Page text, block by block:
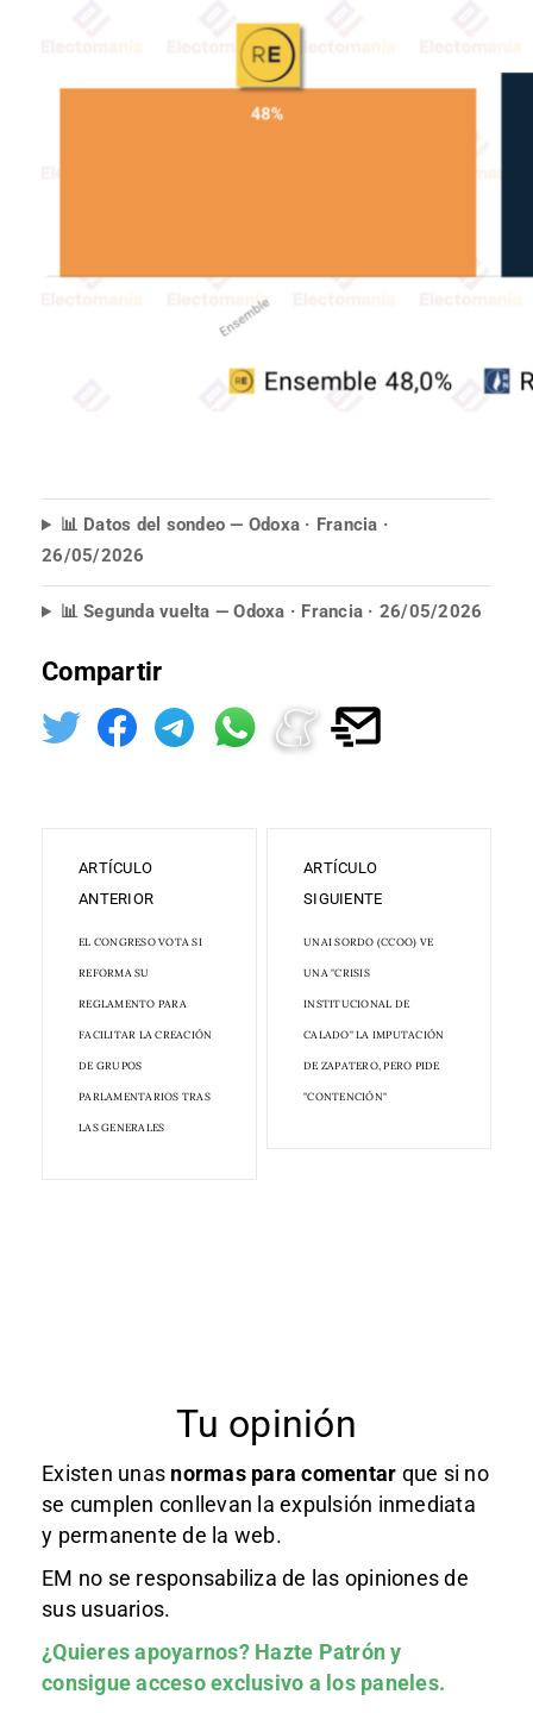
📊 Datos del sondeo — Odoxa · Francia ·
26/05/2026
📊 Segunda vuelta — Odoxa · Francia · 26/05/2026
Compartir
ARTÍCULO
ANTERIOR
EL CONGRESO VOTA SI
REFORMA SU
REGLAMENTO PARA
FACILITAR LA CREACIÓN
DE GRUPOS
PARLAMENTARIOS TRAS
LAS GENERALES
ARTÍCULO
SIGUIENTE
UNAI SORDO (CCOO) VE
UNA "CRISIS
INSTITUCIONAL DE
CALADO" LA IMPUTACIÓN
DE ZAPATERO, PERO PIDE
"CONTENCIÓN"
Tu opinión
Existen unas normas para comentar que si no
se cumplen conllevan la expulsión inmediata
y permanente de la web.
EM no se responsabiliza de las opiniones de
sus usuarios.
¿Quieres apoyarnos? Hazte Patróny
consigue acceso exclusivo a los paneles.